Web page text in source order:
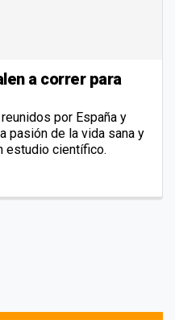
a correr para
por España y
pasión de la vida sana y
estudio científico.